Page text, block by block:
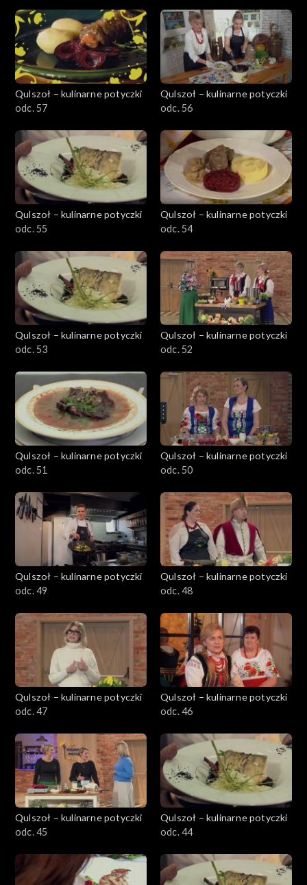
Qulszoł – kulinarne potyczki
odc. 57
Qulszoł – kulinarne potyczki
odc. 56
Qulszoł – kulinarne potyczki
odc. 55
Qulszoł – kulinarne potyczki
odc. 54
Qulszoł – kulinarne potyczki
odc. 53
Qulszoł – kulinarne potyczki
odc. 52
Qulszoł – kulinarne potyczki
odc. 51
Qulszoł – kulinarne potyczki
odc. 50
Qulszoł – kulinarne potyczki
odc. 49
Qulszoł – kulinarne potyczki
odc. 48
Qulszoł – kulinarne potyczki
odc. 47
Qulszoł – kulinarne potyczki
odc. 46
Qulszoł – kulinarne potyczki
odc. 45
Qulszoł – kulinarne potyczki
odc. 44